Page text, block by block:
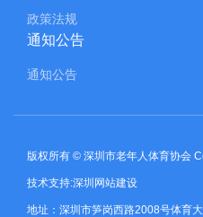
政策法规
通知公告
通知公告
版权所有 © 深圳市老年人体育协会
技术支持:深圳网站建设
地址：深圳市笋岗西路2008号体育